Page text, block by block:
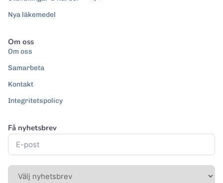
Nya läkemedel
Om oss
Om oss
Samarbeta
Kontakt
Integritetspolicy
Få nyhetsbrev